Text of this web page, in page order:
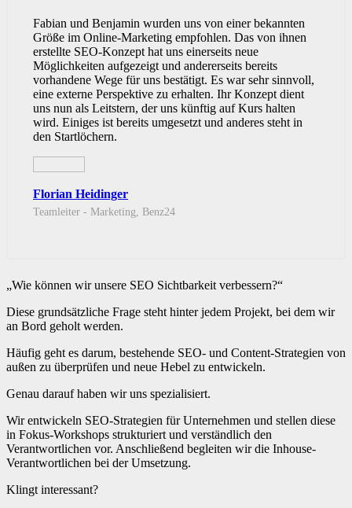
Fabian und Benjamin wurden uns von einer bekannten
Größe im Online-Marketing empfohlen. Das von ihnen
erstellte SEO-Konzept hat uns einerseits neue
Möglichkeiten aufgezeigt und andererseits bereits
vorhandene Wege für uns bestätigt. Es war sehr sinnvoll,
eine externe Perspektive zu erhalten. Ihr Konzept dient
uns nun als Leitstern, der uns künftig auf Kurs halten
wird. Einiges ist bereits umgesetzt und anderes steht in
den Startlöchern.
Florian Heidinger
Teamleiter - Marketing, Benz24
„Wie können wir unsere SEO Sichtbarkeit verbessern?“
Diese grundsätzliche Frage steht hinter jedem Projekt, bei dem wir
an Bord geholt werden.
Häufig geht es darum, bestehende SEO- und Content-Strategien von
außen zu überprüfen und neue Hebel zu entwickeln.
Genau darauf haben wir uns spezialisiert.
Wir entwickeln SEO-Strategien für Unternehmen und stellen diese
in Fokus-Workshops strukturiert und verständlich den
Verantwortlichen vor. Anschließend begleiten wir die Inhouse-
Verantwortlichen bei der Umsetzung.
Klingt interessant?